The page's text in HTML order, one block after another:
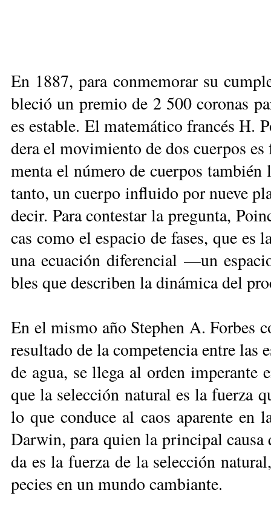
En 1887, pa­ra con­me­mo­rar su
ble­ció un pre­mio de 2 500 co­ro­nas
es es­ta­ble. El ma­te­má­ti­co fran­cés H.
de­ra el mo­vi­mien­to de dos cuer­pos
men­ta el nú­me­ro de cuer­pos
tan­to, un cuer­po in­flui­do por nue­ve
de­cir. Pa­ra con­tes­tar la pre­gun­ta,
cas co­mo el es­pa­cio de fa­ses, que es
una ecua­ción di­fe­ren­cial —un
bles que des­cri­ben la di­ná­mi­ca del
En el mismo año Step­hen A. For­bes
re­sul­ta­do de la com­pe­ten­cia en­tre las
de agua, se lle­ga al or­den im­pe­ran­te
que la se­lec­ción na­tu­ral es la fuer­za
lo que con­du­ce al caos apa­ren­te en
Dar­win, pa­ra quien la prin­ci­pal
da es la fuer­za de la se­lec­ción
pe­cies en un mun­do cam­bian­te.